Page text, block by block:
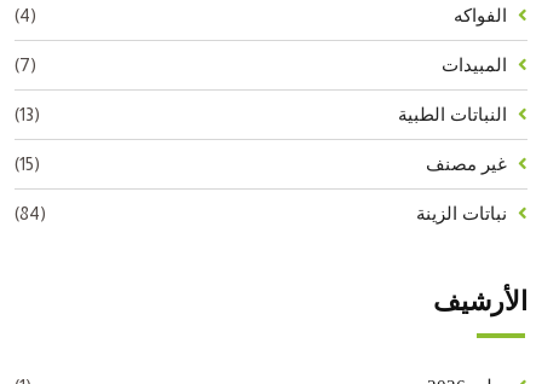
الفواكه (4)
المبيدات (7)
النباتات الطبية (13)
غير مصنف (15)
نباتات الزينة (84)
الأرشيف